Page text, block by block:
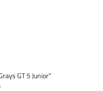
GT 5 Junior“